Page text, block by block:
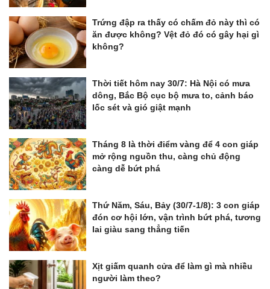
Trứng đập ra thấy có chấm đỏ này thì có
ăn được không? Vệt đỏ đó có gây hại gì
không?
Thời tiết hôm nay 30/7: Hà Nội có mưa
dông, Bắc Bộ cục bộ mưa to, cảnh báo
lốc sét và gió giật mạnh
Tháng 8 là thời điểm vàng để 4 con giáp
mở rộng nguồn thu, càng chủ động
càng dễ bứt phá
Thứ Năm, Sáu, Bảy (30/7-1/8): 3 con giáp
đón cơ hội lớn, vận trình bứt phá, tương
lai giàu sang thẳng tiến
Xịt giấm quanh cửa để làm gì mà nhiều
người làm theo?